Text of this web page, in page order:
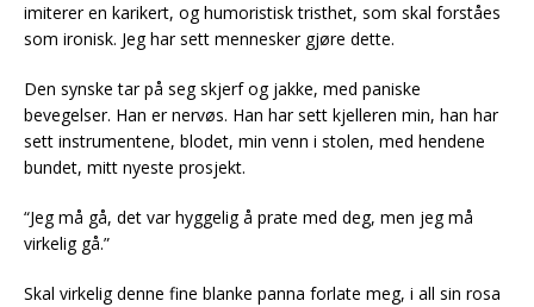
imiterer en karikert, og humoristisk tristhet, som skal forståes
som ironisk. Jeg har sett mennesker gjøre dette.
Den synske tar på seg skjerf og jakke, med paniske
bevegelser. Han er nervøs. Han har sett kjelleren min, han har
sett instrumentene, blodet, min venn i stolen, med hendene
bundet, mitt nyeste prosjekt.
“Jeg må gå, det var hyggelig å prate med deg, men jeg må
virkelig gå.”
Skal virkelig denne fine blanke panna forlate meg, i all sin rosa